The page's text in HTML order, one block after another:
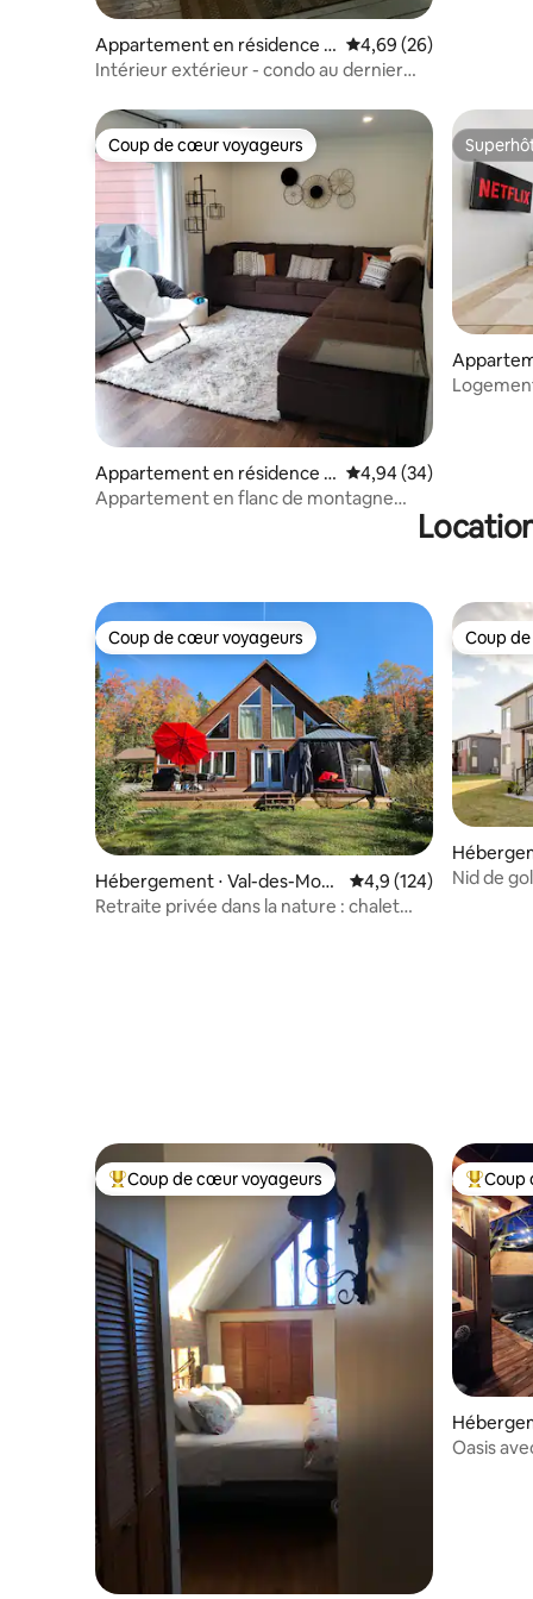
Appartement en résidence ⋅
Lac-Sainte-Marie
Évaluation moyenne
4,69 (26)
Intérieur extérieur - condo au dernier
Coup de cœur voyageurs
Coup de cœur voyageurs
Appartement en résidence ⋅
Lac-Sainte-Marie
Évaluation moyenne
4,94 (34)
Appartement en flanc de montagne
awa
Coup de cœur voyageurs
Coup de cœur voyageurs
Hébergement ⋅ Val-des-Mont
s
Évaluation moyenne
4,9 (124)
Retraite privée dans la nature : chalet
Coup
Coup
Nid de
Coups de cœur voyageurs les plus appréciés
Coup de cœur voyageurs Coups
Coup
Oasis